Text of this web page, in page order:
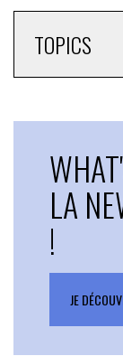
TOPICS
LA
!
JE